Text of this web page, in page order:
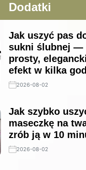
Dodatki
Jak uszyć pas
sukni ślubnej —
prosty,
efekt w kilka
2026-08-02
Jak szybko
maseczkę na
zrób ją w 10
2026-08-02